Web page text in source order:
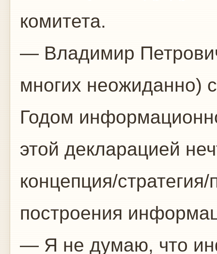
комитета.
— Владимир
многих неожиданно)
Годом
этой декларацией
концепция/
построения
— Я не думаю, что